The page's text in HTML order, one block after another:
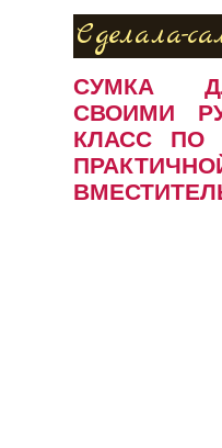
Сделала-
СУМКА
СВОИМИ
КЛАСС ПО